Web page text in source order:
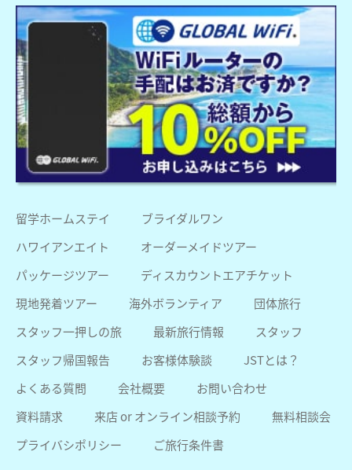
留学ホームステイ
ブライダルワン
ハワイアンエイト
オーダーメイドツアー
パッケージツアー
ディスカウントエアチケット
現地発着ツアー
海外ボランティア
団体旅行
スタッフ一押しの旅
最新旅行情報
スタッフ
スタッフ帰国報告
お客様体験談
JSTとは？
よくある質問
会社概要
お問い合わせ
資料請求
来店 or オンライン相談予約
無料相談会
プライバシポリシー
ご旅行条件書